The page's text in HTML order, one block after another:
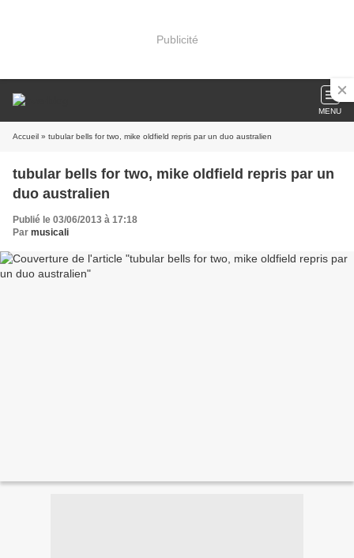
Publicité
MENU
Accueil » tubular bells for two, mike oldfield repris par un duo australien
tubular bells for two, mike oldfield repris par un
duo australien
Publié le 03/06/2013 à 17:18
Par musicali